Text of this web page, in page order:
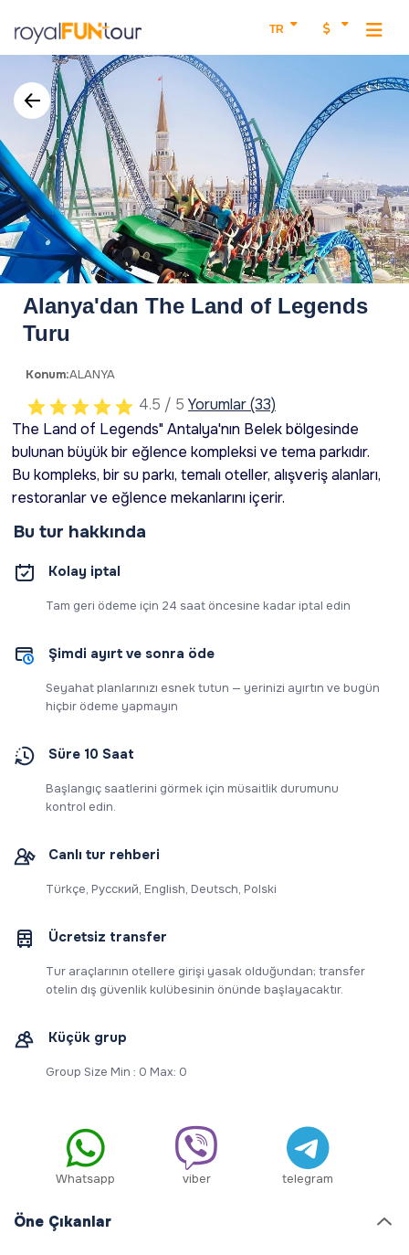
TR
Alanya'dan The Land of Legends
Turu
Konum:ALANYA
4.5 / 5 Yorumlar (33)
The Land of Legends" Antalya'nın Belek bölgesinde
bulunan büyük bir eğlence kompleksi ve tema parkıdır.
Bu kompleks, bir su parkı, temalı oteller, alışveriş alanları,
restoranlar ve eğlence mekanlarını içerir.
Bu tur hakkında
Kolay iptal
Tam geri ödeme için 24 saat öncesine kadar iptal edin
Şimdi ayırt ve sonra öde
Seyahat planlarınızı esnek tutun — yerinizi ayırtın ve bugün
hiçbir ödeme yapmayın
Süre 10 Saat
Başlangıç saatlerini görmek için müsaitlik durumunu
kontrol edin.
Canlı tur rehberi
Türkçe, Русский, English, Deutsch, Polski
Ücretsiz transfer
Tur araçlarının otellere girişi yasak olduğundan; transfer
otelin dış güvenlik kulübesinin önünde başlayacaktır.
Küçük grup
Group Size Min : 0 Max: 0
Whatsapp viber telegram
Öne Çıkanlar